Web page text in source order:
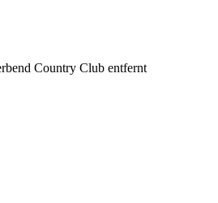
Country Club entfernt